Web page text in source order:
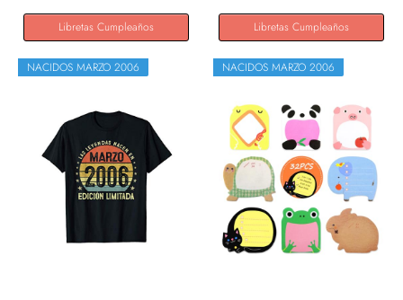
Libretas Cumpleaños Libretas Cumpleaños
NACIDOS MARZO 2006 NACIDOS MARZO 2006